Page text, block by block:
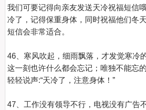
我们可要记得向亲友发送天冷祝福短信
冷了，记得保重身体，同时祝福他们冬
短信会非常适合。
46、寒风吹起，细雨飘落，才发觉寒冷
这一刻也许什么都会忘记；唯独不能忘
轻轻说声:“天冷了，注意身体！”
47、工作没有领导不行，电视没有广告